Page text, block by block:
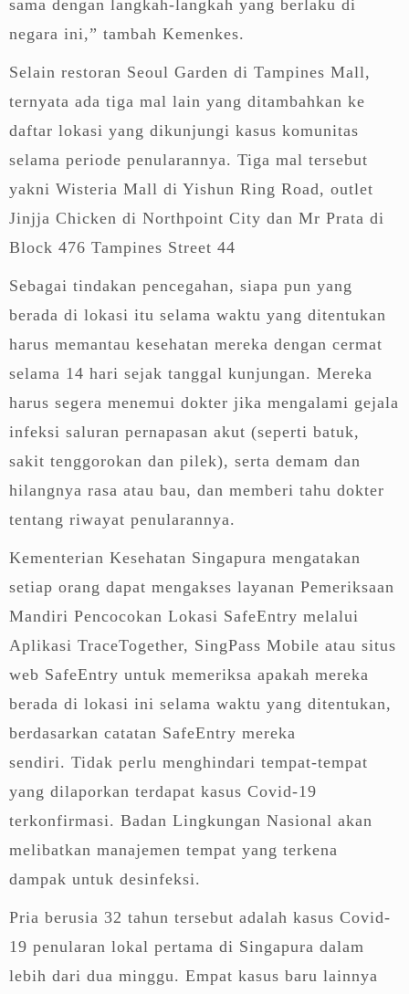
sama dengan langkah-langkah yang berlaku di
negara ini,” tambah Kemenkes.
Selain restoran Seoul Garden di Tampines Mall,
ternyata ada tiga mal lain yang ditambahkan ke
daftar lokasi yang dikunjungi kasus komunitas
selama periode penularannya. Tiga mal tersebut
yakni Wisteria Mall di Yishun Ring Road, outlet
Jinjja Chicken di Northpoint City dan Mr Prata di
Block 476 Tampines Street 44
Sebagai tindakan pencegahan, siapa pun yang
berada di lokasi itu selama waktu yang ditentukan
harus memantau kesehatan mereka dengan cermat
selama 14 hari sejak tanggal kunjungan. Mereka
harus segera menemui dokter jika mengalami gejala
infeksi saluran pernapasan akut (seperti batuk,
sakit tenggorokan dan pilek), serta demam dan
hilangnya rasa atau bau, dan memberi tahu dokter
tentang riwayat penularannya.
Kementerian Kesehatan Singapura mengatakan
setiap orang dapat mengakses layanan Pemeriksaan
Mandiri Pencocokan Lokasi SafeEntry melalui
Aplikasi TraceTogether, SingPass Mobile atau situs
web SafeEntry untuk memeriksa apakah mereka
berada di lokasi ini selama waktu yang ditentukan,
berdasarkan catatan SafeEntry mereka
sendiri. Tidak perlu menghindari tempat-tempat
yang dilaporkan terdapat kasus Covid-19
terkonfirmasi. Badan Lingkungan Nasional akan
melibatkan manajemen tempat yang terkena
dampak untuk desinfeksi.
Pria berusia 32 tahun tersebut adalah kasus Covid-
19 penularan lokal pertama di Singapura dalam
lebih dari dua minggu. Empat kasus baru lainnya